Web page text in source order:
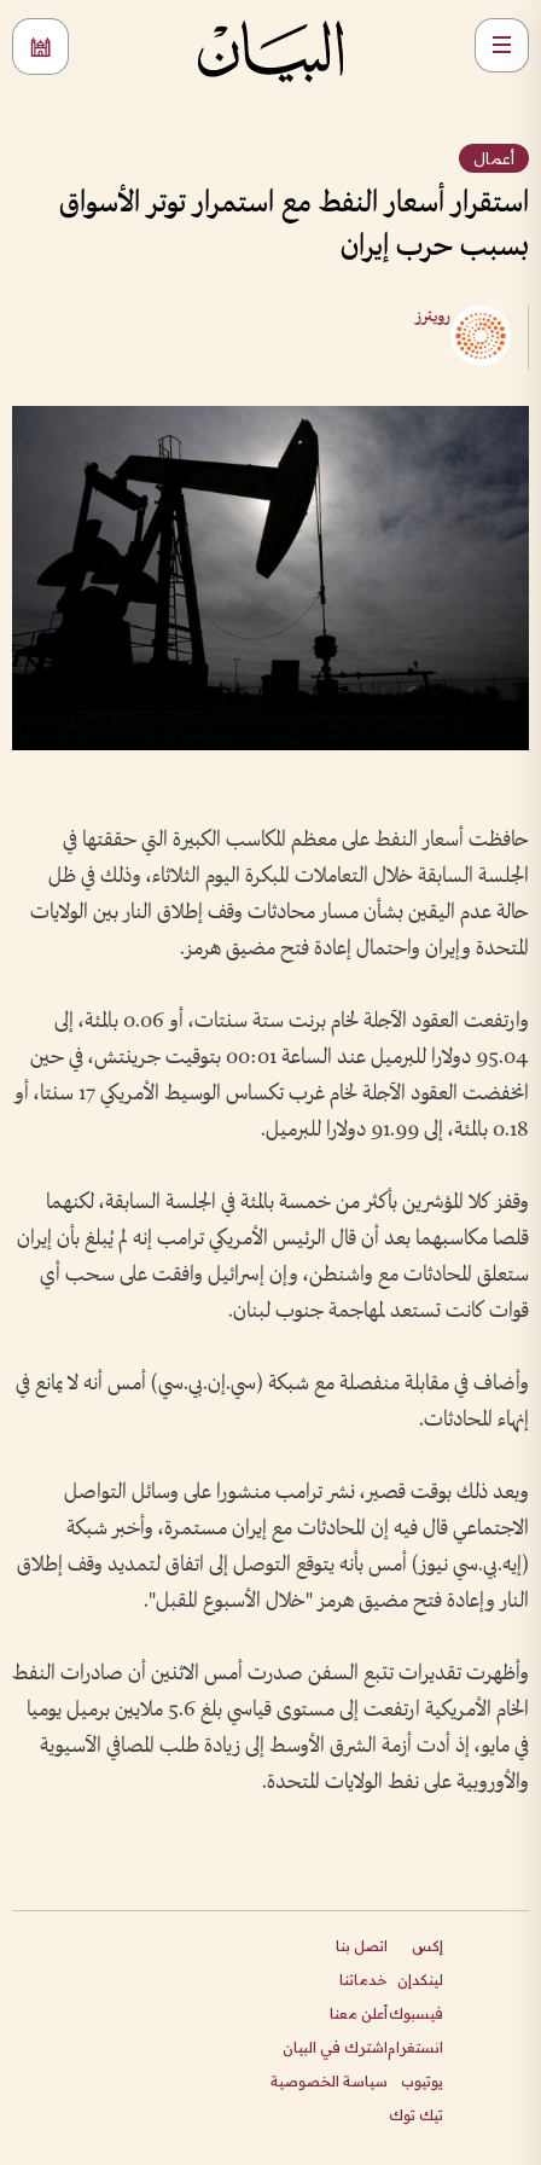
أعمال
استقرار أسعار النفط مع استمرار توتر الأسواق
بسبب حرب إيران
رويترز
حافظت أسعار النفط على معظم المكاسب الكبيرة التي حققتها في ​
الجلسة السابقة خلال التعاملات المبكرة اليوم الثلاثاء، وذلك في ظل
حالة ‌عدم اليقين ​بشأن مسار محادثات وقف إطلاق النار بين الولايات
المتحدة وإيران واحتمال إعادة فتح مضيق هرمز.
وارتفعت العقود الآجلة لخام برنت ستة سنتات، أو ⁠0.06 بالمئة، إلى
95.04 دولارا للبرميل عند الساعة 00:01 بتوقيت جرينتش، في حين
انخفضت العقود الآجلة لخام غرب تكساس الوسيط الأمريكي 17 سنتا، أو
0.18 بالمئة، إلى 91.99 دولارا للبرميل.
وقفز كلا المؤشرين بأكثر من خمسة بالمئة في الجلسة ‌السابقة، لكنهما
قلصا مكاسبهما بعد أن قال الرئيس الأمريكي ترامب إنه لم يُبلغ بأن إيران
ستعلق المحادثات مع واشنطن، وإن إسرائيل وافقت على سحب أي
قوات كانت ‌تستعد لمهاجمة جنوب لبنان.
وأضاف في مقابلة منفصلة مع شبكة (سي.إن.بي.سي) ‌أمس أنه لا يمانع في
إنهاء المحادثات.
وبعد ذلك بوقت قصير، نشر ‌ترامب منشورا على وسائل التواصل
الاجتماعي ‌قال فيه إن المحادثات مع إيران مستمرة، وأخبر شبكة
(إيه.بي.سي نيوز) أمس بأنه يتوقع التوصل إلى ​اتفاق لتمديد وقف إطلاق
النار ‌وإعادة فتح مضيق ​هرمز "خلال الأسبوع المقبل".
وأظهرت تقديرات تتبع السفن صدرت أمس الاثنين أن صادرات النفط
الخام الأمريكية ارتفعت إلى مستوى قياسي بلغ 5.6 ملايين برميل يوميا
في مايو، إذ أدت أزمة الشرق الأوسط إلى زيادة ​طلب المصافي الآسيوية
والأوروبية على ‌نفط الولايات المتحدة.
إكس
لينكدإن
فيسبوك
انستغرام
يوتيوب
تيك توك
اتصل بنا
خدماتنا
أعلن معنا
اشترك في البيان
سياسة الخصوصية